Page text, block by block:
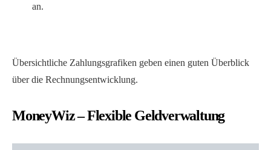
an.
Übersichtliche Zahlungsgrafiken geben einen guten Überblick
über die Rechnungsentwicklung.
MoneyWiz – Flexible Geldverwaltung